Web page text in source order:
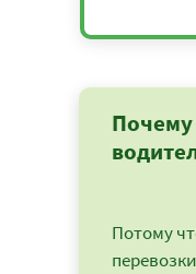
Почему
Потому